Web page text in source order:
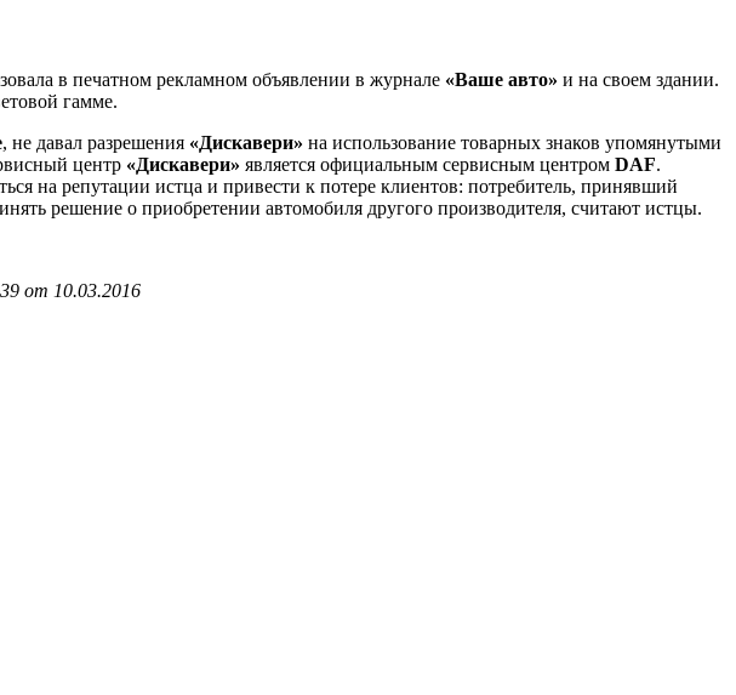
в печатном рекламном объявлении в журнале «Ваше авто» и на своем здании.
гамме.
, не давал разрешения «Дискавери» на использование товарных знаков упомянутыми
центр «Дискавери» является официальным сервисным центром DAF.
на репутации истца и привести к потере клиентов: потребитель, принявший
решение о приобретении автомобиля другого производителя, считают истцы.
от 10.03.2016